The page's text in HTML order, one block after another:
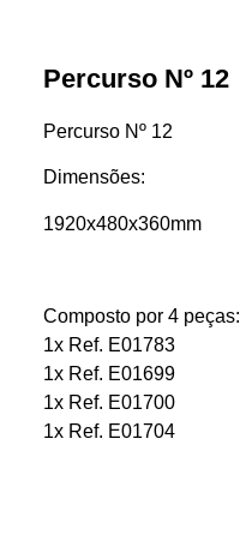
Percurso Nº 12
Percurso Nº 12
Dimensões:
1920x480x360mm
Composto por 4 peças:
1x Ref. E01783
1x Ref. E01699
1x Ref. E01700
1x Ref. E01704